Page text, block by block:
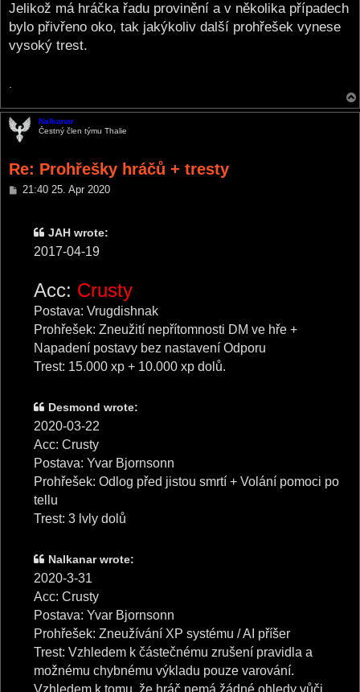
Jelikož má hráčka řadu provinění a v několika případech
bylo přivřeno oko, tak jakýkoliv další prohřešek vynese
vysoký trest.
.
Nalkanar
Čestný člen týmu Thalie
Re: Prohřešky hráčů + tresty
P
21:40 25. Apr 2020
JAH wrote:
2017-04-19
Acc: Crusty
Postava: Vrugdishnak
Prohřešek: Zneužití nepřítomnosti DM ve hře +
Napadení postavy bez nastavení Odporu
Trest: 15.000 xp + 10.000 xp dolů.
Desmond wrote:
2020-03-22
Acc: Crusty
Postava: Yvar Bjornsonn
Prohřešek: Odlog před jistou smrtí + Volání pomoci po
tellu
Trest: 3 lvly dolů
Nalkanar wrote:
2020-3-31
Acc: Crusty
Postava: Yvar Bjornsonn
Prohřešek: Zneužívání XP systému / AI příšer
Trest: Vzhledem k částečnému zrušení pravidla a
možnému chybnému výkladu pouze varování.
Vzhledem k tomu, že hráč nemá žádné ohledy vůči